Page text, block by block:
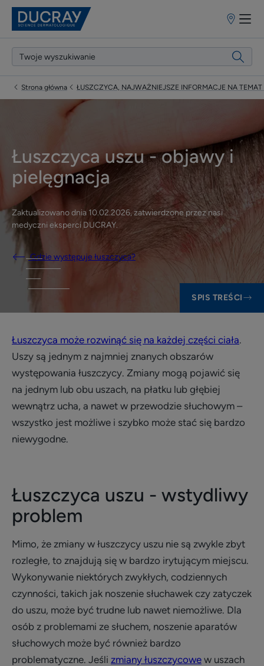
Punkty
Strona główna ŁUSZCZYCA, NAJWAŻNIEJSZE INFORMACJE NA TEMAT
Łuszczyca uszu - objawy i
pielęgnacja
Zaktualizowano dnia 10.02.2026, zatwierdzone przeznasi
medyczni eksperci DUCRAY.
Gdzie występuje łuszczyca?
SPIS TREŚCI
Łuszczyca może rozwinąć się na każdej części ciała.
Uszy są jednym z najmniej znanych obszarów
występowania łuszczycy. Zmiany mogą pojawić się
na jednym lub obu uszach, na płatku lub głębiej
wewnątrz ucha, a nawet w przewodzie słuchowym –
wszystko jest możliwe i szybko może stać się bardzo
niewygodne.
Łuszczyca uszu - wstydliwy
problem
Mimo, że zmiany w łuszczycy uszu nie są zwykle zbyt
rozległe, to znajdują się w bardzo irytującym miejscu.
Wykonywanie niektórych zwykłych, codziennych
czynności, takich jak noszenie słuchawek czy zatyczek
do uszu, może być trudne lub nawet niemożliwe. Dla
osób z problemami ze słuchem, noszenie aparatów
słuchowych może być również bardzo
problematyczne. Jeśli zmiany łuszczycowe w uszach